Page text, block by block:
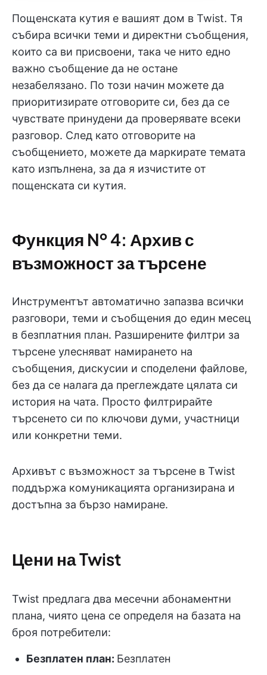
Пощенската кутия е вашият дом в Twist. Тя
събира всички теми и директни съобщения,
които са ви присвоени, така че нито едно
важно съобщение да не остане
незабелязано. По този начин можете да
приоритизирате отговорите си, без да се
чувствате принудени да проверявате всеки
разговор. След като отговорите на
съобщението, можете да маркирате темата
като изпълнена, за да я изчистите от
пощенската си кутия.
Функция № 4: Архив с
възможност за търсене
Инструментът автоматично запазва всички
разговори, теми и съобщения до един месец
в безплатния план. Разширените филтри за
търсене улесняват намирането на
съобщения, дискусии и споделени файлове,
без да се налага да преглеждате цялата си
история на чата. Просто филтрирайте
търсенето си по ключови думи, участници
или конкретни теми.
Архивът с възможност за търсене в Twist
поддържа комуникацията организирана и
достъпна за бързо намиране.
Цени на Twist
Twist предлага два месечни абонаментни
плана, чиято цена се определя на базата на
броя потребители:
Безплатен план: Безплатен